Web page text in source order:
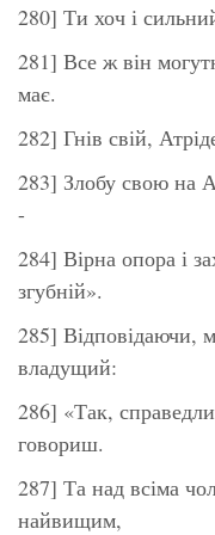
280] Ти хоч і
281] Все ж він
має.
282] Гнів свій,
283] Злобу свою на
-
284] Вірна опора і
згубній».
285] Відповідаючи,
владущий:
286] «Так,
говориш.
287] Та над всіма
найвищим,